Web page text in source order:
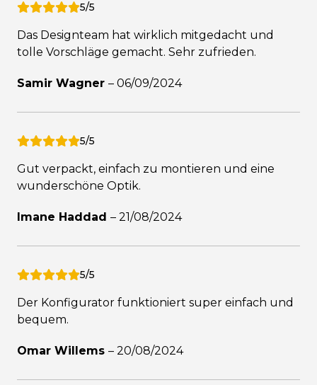
5/5
Das Designteam hat wirklich mitgedacht und
tolle Vorschläge gemacht. Sehr zufrieden.
Samir Wagner – 06/09/2024
5/5
Gut verpackt, einfach zu montieren und eine
wunderschöne Optik.
Imane Haddad – 21/08/2024
5/5
Der Konfigurator funktioniert super einfach und
bequem.
Omar Willems – 20/08/2024